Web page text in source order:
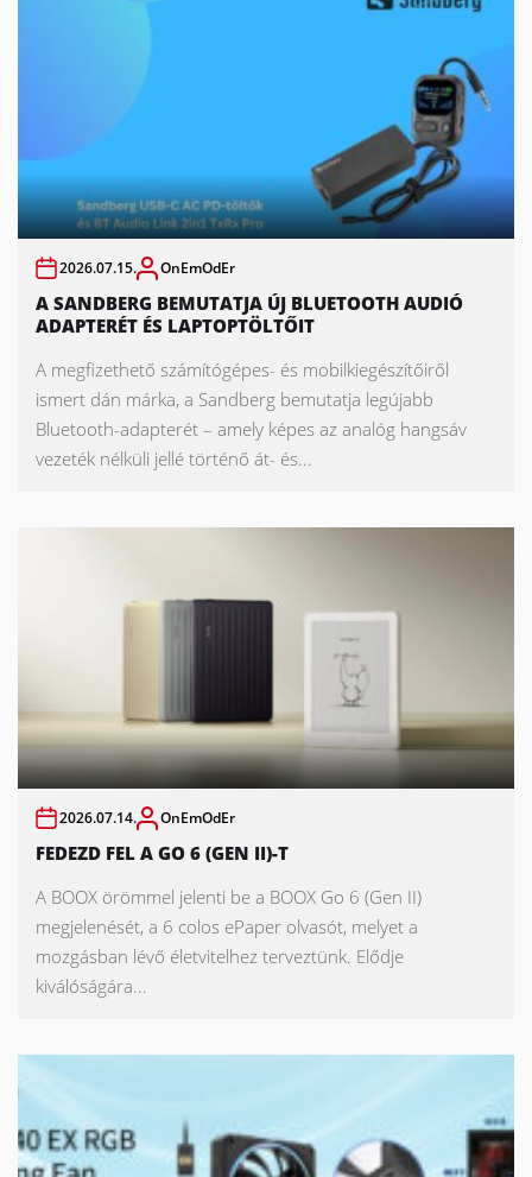
2026.07.15. OnEmOdEr
A SANDBERG BEMUTATJA ÚJ BLUETOOTH AUDIÓ
ADAPTERÉT ÉS LAPTOPTÖLTŐIT
A megfizethető számítógépes- és mobilkiegészítőiről
ismert dán márka, a Sandberg bemutatja legújabb
Bluetooth-adapterét – amely képes az analóg hangsáv
vezeték nélküli jellé történő át- és...
2026.07.14. OnEmOdEr
FEDEZD FEL A GO 6 (GEN II)-T
A BOOX örömmel jelenti be a BOOX Go 6 (Gen II)
megjelenését, a 6 colos ePaper olvasót, melyet a
mozgásban lévő életvitelhez terveztünk. Elődje
kiválóságára...